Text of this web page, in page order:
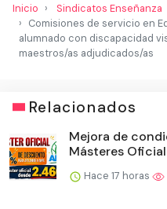
Inicio
Sindicatos Enseñanza
Comisiones de servicio en
alumnado con discapacidad
maestros/as adjudicados/as
Relacionados
Mejora de
Másteres
Hace 17 horas